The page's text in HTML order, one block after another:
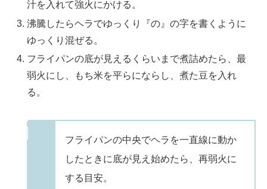
汁を入れて強火にかける。
沸騰したらヘラでゆっくり『の』の字を書くように
ゆっくり混ぜる。
フライパンの底が見えるくらいまで煮詰めたら、最
弱火にし、もち米を平らにならし、煮た豆を入れ
る。
フライパンの中央でヘラを一直線に動か
したときに底が見え始めたら、再弱火に
する目安。